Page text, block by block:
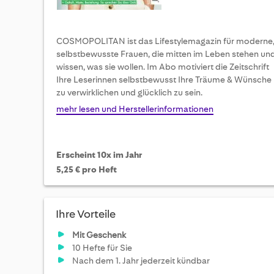
COSMOPOLITAN ist das Lifestylemagazin für moderne,
selbstbewusste Frauen, die mitten im Leben stehen
wissen, was sie wollen. Im Abo motiviert die Zeitschrift
Ihre Leserinnen selbstbewusst Ihre Träume & Wünsche
zu verwirklichen und glücklich zu sein.
mehr lesen und Herstellerinformationen
Erscheint 10x im Jahr
5,25 € pro Heft
Ihre Vorteile
Mit Geschenk
10 Hefte für Sie
Nach dem 1. Jahr jederzeit kündbar